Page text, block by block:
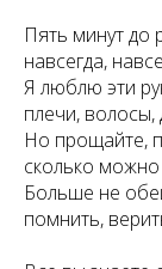
Пять минут до
навсегда,
Я люблю эти
плечи, волосы,
Но прощайте,
сколько можно
Больше не
помнить,